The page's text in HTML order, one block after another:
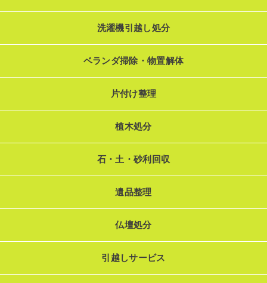
洗濯機引越し処分
ベランダ掃除・物置解体
片付け整理
植木処分
石・土・砂利回収
遺品整理
仏壇処分
引越しサービス